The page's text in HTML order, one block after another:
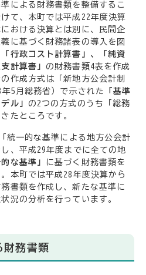
による財務書類を整備するこ
て、本町では平成22年度決算
おける決算とは別に、民間企
に基づく財務諸表の導入を図
「行政コスト計算書」、「純資
計算書」 の財務書類4表を作成
作成方式は「新地方公会計制
5月総務省）で示された
「基準
ル」 の2つの方式のうち「総務
たところです。
統一的な基準による地方公会計
、平成29年度までに全ての地
的な基準」
に基づく財務書類を
本町では平成28年度決算から
書類を作成し、新たな基準に
況の分析を行っています。
財務書類